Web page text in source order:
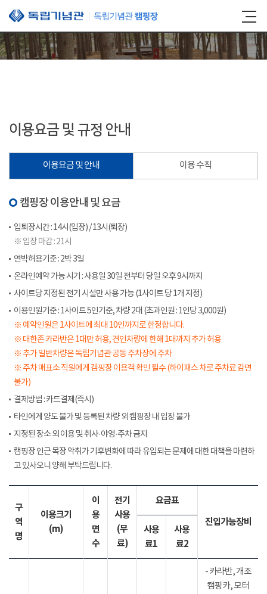
본문 바로가기
이용요금 및 규정 안내
이용요금 및 안내 이용 수칙
캠핑장 이용안내 및 요금
입퇴장시간 : 14시(입장) / 13시(퇴장)
※ 입장 마감 : 21시
연박허용기준 : 2박 3일
온라인예약 가능 시기 : 사용일 30일 전부터 당일 오후 9시까지
사이트당 지정된 전기 시설만 사용 가능 (1사이트 당 1개 지정)
이용인원기준 : 1사이트 5인기준, 차량 2대 (초과인원 : 1인당 3,000원)
※ 예약인원은 1사이트에 최대 10인까지로 한정합니다.
※ 대한존 카라반은 1대만 허용, 견인차량에 한해 1대까지 추가 허용
※ 추가 일반차량은 독립기념관 공동 주차장에 주차
※ 주차 매표소 직원에게 갬핑장 이용객 확인 필수 (하이패스 차로 주차료 감면
불가)
결제방법 : 카드결제(즉시)
타인에게 양도 불가 및 등록된 차량 외 캠핑장 내 입장 불가
지정된 장소 외 이용 및 취사·야영·주차 금지
캠핑장 인근 목장 악취가 기후변화에 따라 유입되는 문제에 대한 대책을 마련하
고 있사오니 양해 부탁드립니다.
구
역
명
이용크기
(m)
이
용
면
수
전기
사용
(무
료)
요금표
진입가능장비
사용
료1
사용
료2
- 카라반, 개조
캠핑카, 모터